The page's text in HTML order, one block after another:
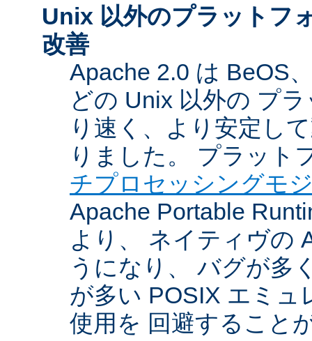
Unix 以外のプラットフ
改善
Apache 2.0 は BeOS
どの Unix 以外の プ
り速く、より安定し
りました。 プラット
チプロセッシングモ
Apache Portable
より、 ネイティヴの
うになり、 バグが多
が多い POSIX エミュ
使用を 回避すること